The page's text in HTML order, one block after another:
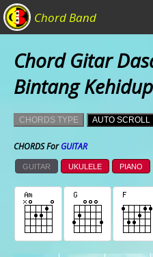
Chord Band
Chord Gitar
Bintang
CHORDS TYPE AUTO SCROLL
CHORDS ForGUITAR
GUITAR UKULELE PIANO